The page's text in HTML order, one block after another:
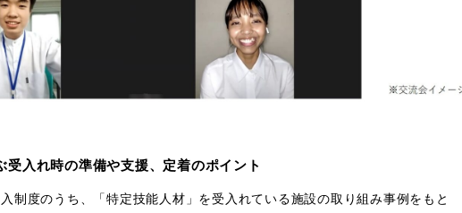
受入れ時の準備や支援、定着のポイント
制度のうち、「特定技能人材」を受入れている施設の取り組み事例をもと